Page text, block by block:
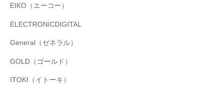
EIKO（エーコー）
ELECTRONICDIGITAL
General（ゼネラル）
GOLD（ゴールド）
ITOKI（イトーキ）